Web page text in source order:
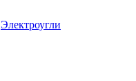
Электроугли